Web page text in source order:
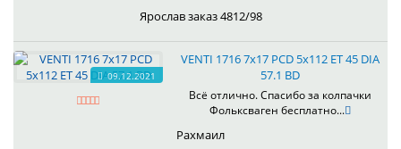
Ярослав заказ 4812/98
09.12.2021
VENTI 1716 7x17 PCD 5x112 ET 45 DIA
57.1 BD
Всё отлично. Спасибо за колпачки
Фольксваген бесплатно...
Рахмаил